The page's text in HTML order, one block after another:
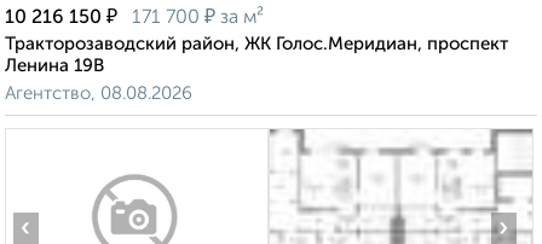
10 216 150 ₽ 171 700 ₽ за м²
Тракторозаводский район, ЖК Голос.Меридиан, проспект
Ленина 19В
Агентство, 08.08.2026
‹ ›